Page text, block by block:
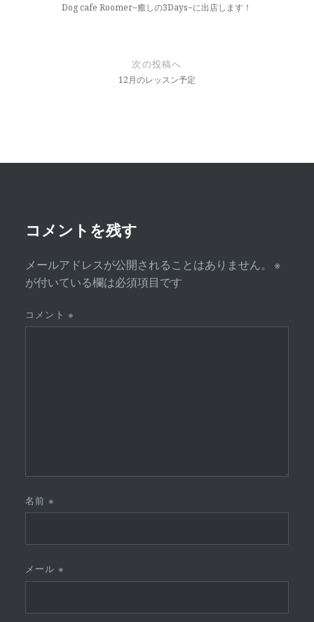
ン
Dog cafe Roomer~癒しの3Days~に出店します！
次の投稿へ
12月のレッスン予定
コメントを残す
メールアドレスが公開されることはありません。
※
が付いている欄は必須項目です
コメント※
名前 ※
メール※